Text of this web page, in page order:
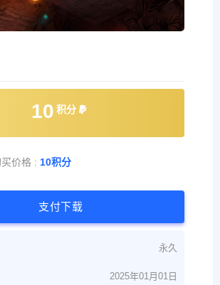
10 积分
价格 : 10积分
支付下载
永久
2025年01月01日